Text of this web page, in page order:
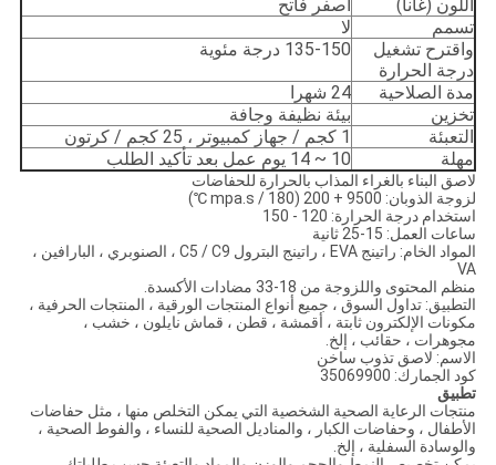
اللون (غانا)
أصفر فاتح
تسمم
لا
واقترح تشغيل
درجة الحرارة
135-150 درجة مئوية
مدة الصلاحية
24 شهرا
تخزين
بيئة نظيفة وجافة
التعبئة
1 كجم / جهاز كمبيوتر ، 25 كجم / كرتون
مهلة
10 ~ 14 يوم عمل بعد تأكيد الطلب
لاصق البناء بالغراء المذاب بالحرارة للحفاضات
لزوجة الذوبان: 9500 + 200 (mpa.s / 180 ℃)
استخدام درجة الحرارة: 120 - 150
ساعات العمل: 15-25 ثانية
المواد الخام: راتينج EVA ، راتينج البترول C5 / C9 ، الصنوبري ، البارافين ،
VA
منظم المحتوى واللزوجة من 18-33 مضادات الأكسدة.
التطبيق: تداول السوق ، جميع أنواع المنتجات الورقية ، المنتجات الحرفية ،
مكونات الإلكترون ثابتة ، أقمشة ، قطن ، قماش نايلون ، خشب ،
مجوهرات ، حقائب ، إلخ.
الاسم: لاصق تذوب ساخن
كود الجمارك: 35069900
تطبيق
منتجات الرعاية الصحية الشخصية التي يمكن التخلص منها ، مثل حفاضات
الأطفال ، وحفاضات الكبار ، والمناديل الصحية للنساء ، والفوط الصحية ،
والوسادة السفلية ، إلخ.